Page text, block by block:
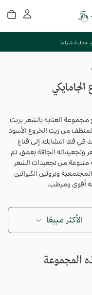
عملية شراء!
العناية بالشعر بزيت
من زيت الخروع الأسود
في فك التشابك، إلى قناع
وتجعيداته الجافة بعمق. تم
متنوعة من تجعيدات الشعر
وبروتين الكيراتين
أقوى ومرطب.
الأكثر مبيعًا
المجموعة